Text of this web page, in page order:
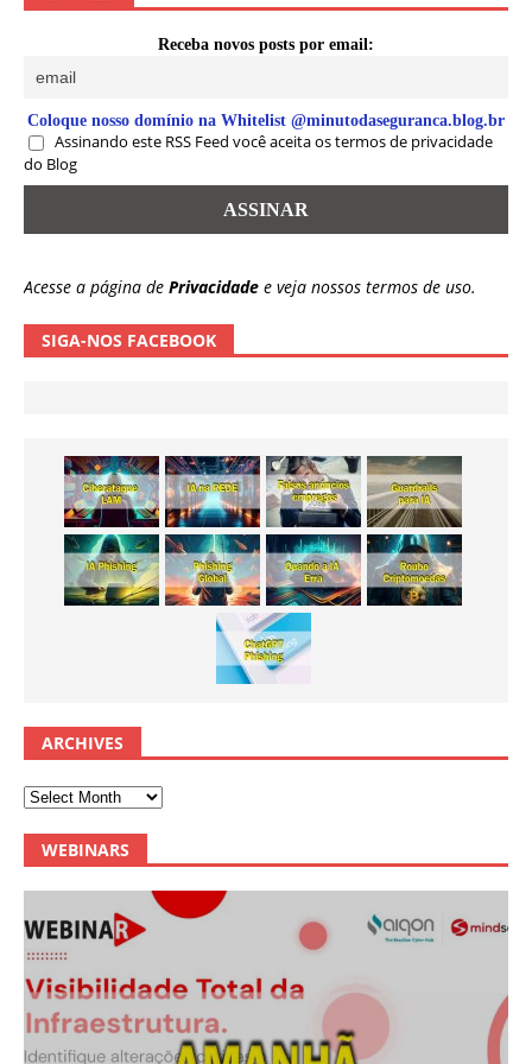
Receba novos posts por email:
Coloque nosso domínio na Whitelist @minutodaseguranca.blog.br
Assinando este RSS Feed você aceita os termos de privacidade
do Blog
Acesse a página de Privacidade e veja nossos termos de uso.
SIGA-NOS FACEBOOK
ARCHIVES
WEBINARS